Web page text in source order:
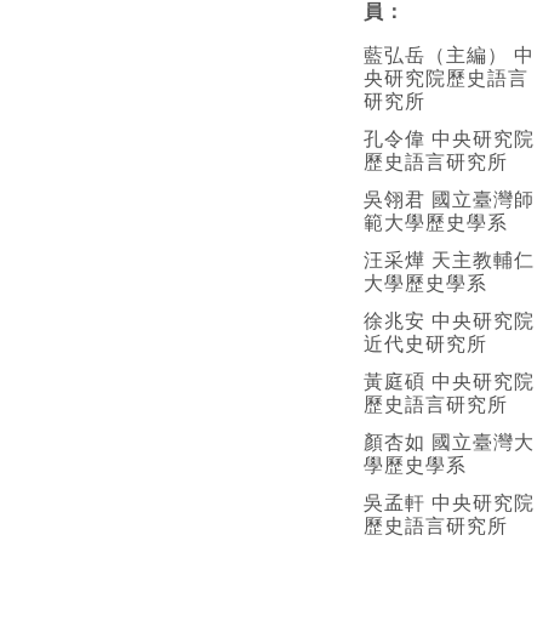
員：
藍弘岳（主編） 中
央研究院歷史語言
研究所
孔令偉 中央研究院
歷史語言研究所
吳翎君 國立臺灣師
範大學歷史學系
汪采燁 天主教輔仁
大學歷史學系
徐兆安 中央研究院
近代史研究所
黃庭碩 中央研究院
歷史語言研究所
顏杏如 國立臺灣大
學歷史學系
吳孟軒 中央研究院
歷史語言研究所